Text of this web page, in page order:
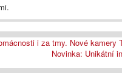
i za tmy. Nové kamery
Novinka: Unikátní